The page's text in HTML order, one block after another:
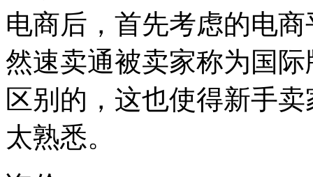
电商后，首先考虑的电
然速卖通被卖家称为国
区别的，这也使得新手
太熟悉。